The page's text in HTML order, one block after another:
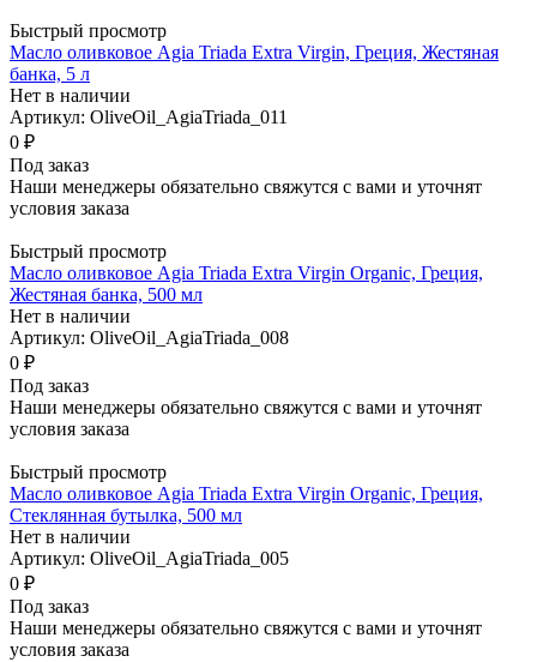
Быстрый просмотр
Масло оливковое Agia Triada Extra Virgin, Греция, Жестяная
банка, 5 л
Нет в наличии
Артикул: OliveOil_AgiaTriada_011
0 ₽
Под заказ
Наши менеджеры обязательно свяжутся с вами и уточнят
условия заказа
Быстрый просмотр
Масло оливковое Agia Triada Extra Virgin Organic, Греция,
Жестяная банка, 500 мл
Нет в наличии
Артикул: OliveOil_AgiaTriada_008
0 ₽
Под заказ
Наши менеджеры обязательно свяжутся с вами и уточнят
условия заказа
Быстрый просмотр
Масло оливковое Agia Triada Extra Virgin Organic, Греция,
Стеклянная бутылка, 500 мл
Нет в наличии
Артикул: OliveOil_AgiaTriada_005
0 ₽
Под заказ
Наши менеджеры обязательно свяжутся с вами и уточнят
условия заказа